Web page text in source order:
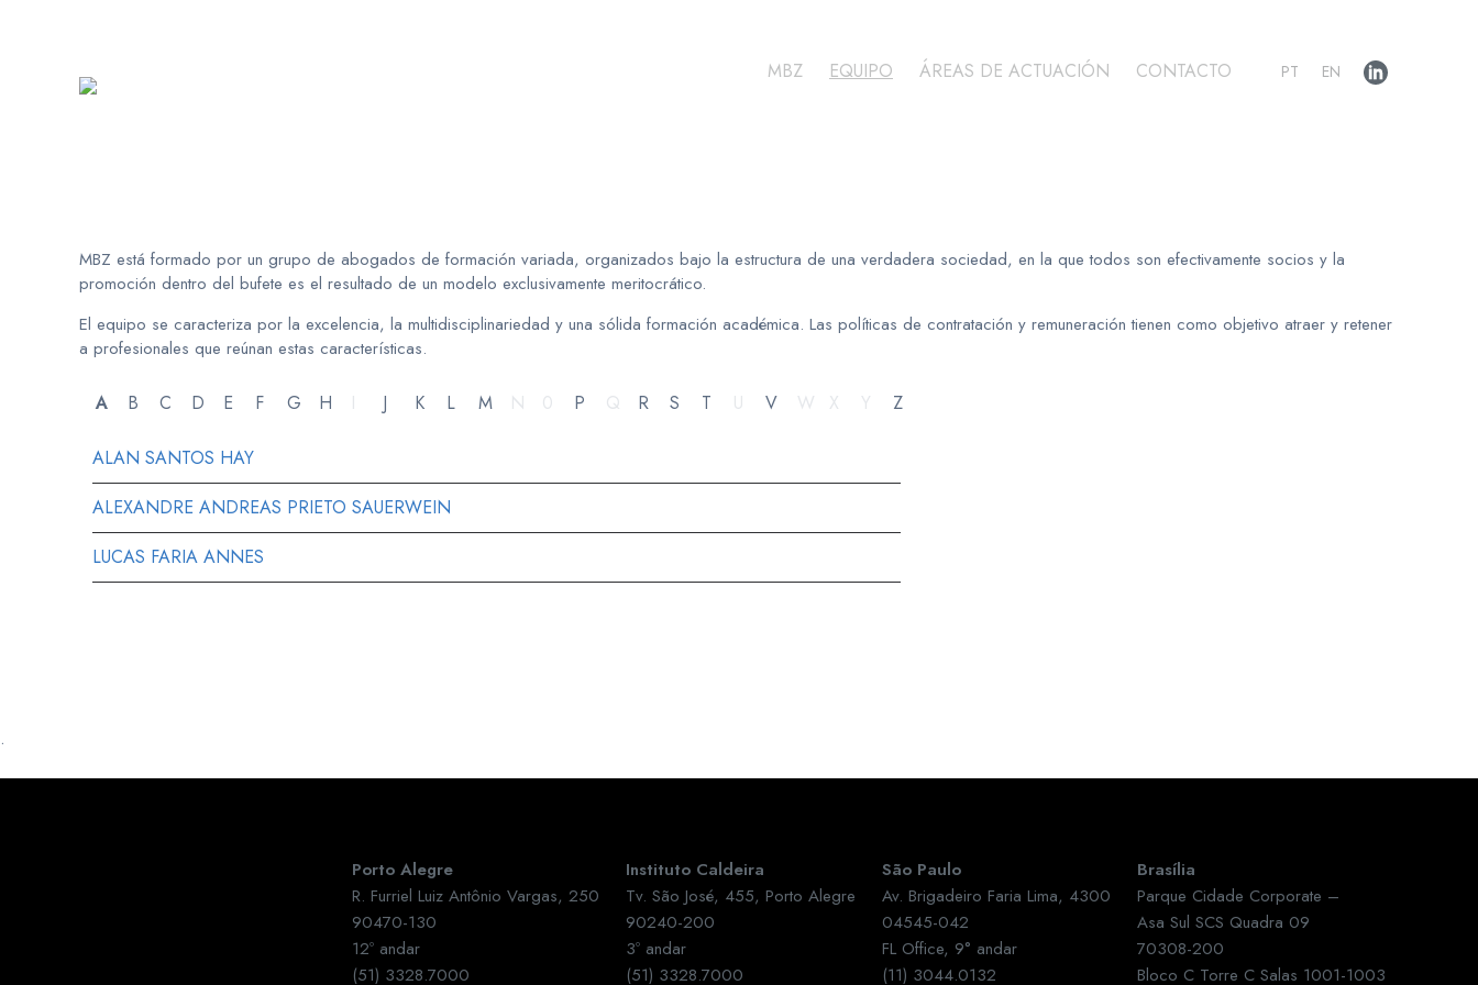
MBZ EQUIPO ÁREAS DE ACTUACIÓN CONTACTO PT EN
MBZ está formado por un grupo de abogados de formación variada, organizados bajo la estructura de una verdadera sociedad, en la que todos son efectivamente socios y la
promoción dentro del bufete es el resultado de un modelo exclusivamente meritocrático.
El equipo se caracteriza por la excelencia, la multidisciplinariedad y una sólida formación académica. Las políticas de contratación y remuneración tienen como objetivo atraer y retener
a profesionales que reúnan estas características.
A B C D E F G H I J K L M N 0 P Q R S T U V W X Y Z
ALAN SANTOS HAY
ALEXANDRE ANDREAS PRIETO SAUERWEIN
LUCAS FARIA ANNES
.
Porto Alegre
R. Furriel Luiz Antônio Vargas, 250
90470-130
12º andar
(51) 3328.7000
Instituto Caldeira
Tv. São José, 455, Porto Alegre
90240-200
3º andar
(51) 3328.7000
São Paulo
Av. Brigadeiro Faria Lima, 4300
04545-042
FL Office, 9° andar
(11) 3044.0132
Brasília
Parque Cidade Corporate –
Asa Sul SCS Quadra 09
70308-200
Bloco C Torre C Salas 1001-1003